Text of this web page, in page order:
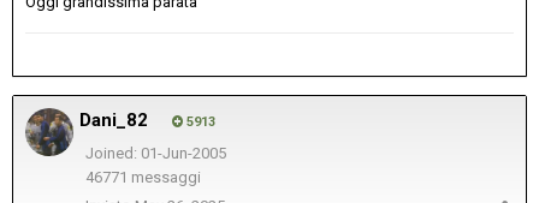
Dani_82 5913
Joined: 01-Jun-2005
46771 messaggi